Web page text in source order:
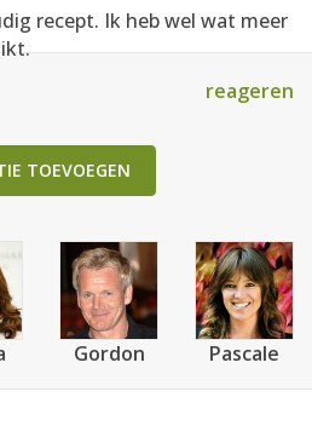
recept. Ik heb wel wat meer
reageren
TOEVOEGEN
Gordon Pascale